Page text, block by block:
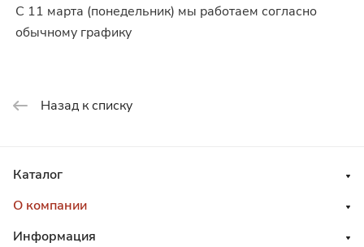
С 11 марта (понедельник) мы работаем согласно
обычному графику
Назад к списку
Каталог
О компании
Информация